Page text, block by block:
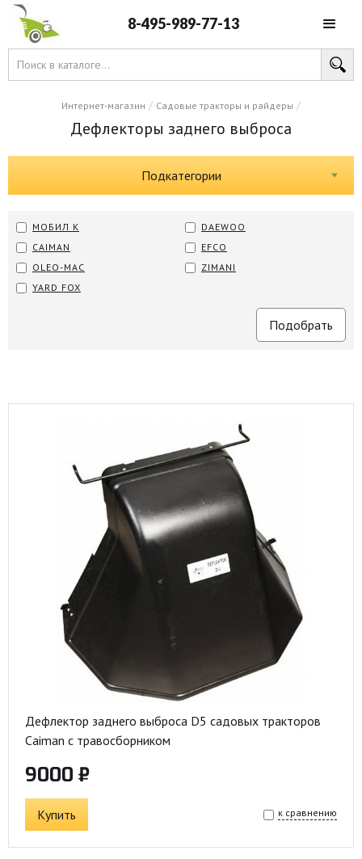
8-495-989-77-13
Интернет-магазин / Садовые тракторы и райдеры /
Дефлекторы заднего выброса
Подкатегории
МОБИЛ К
CAIMAN
DAEWOO
EFCO
OLEO-MAC
YARD FOX
ZIMANI
Дефлектор заднего выброса D5 садовых тракторов
Caiman с травосборником
9000 ₽
Купить к сравнению